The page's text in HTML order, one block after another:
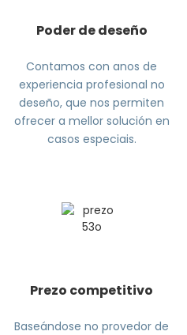
Poder de deseño
Contamos con anos de
experiencia profesional no
deseño, que nos permiten
ofrecer a mellor solución en
casos especiais.
Prezo competitivo
Baseándose no provedor de